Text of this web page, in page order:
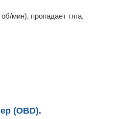
мин), пропадает тяга,
(OBD).